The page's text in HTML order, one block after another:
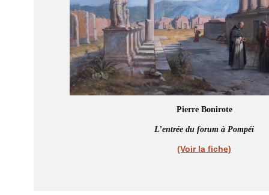
Pierre Bonirote
L’entrée du forum à Pompéi
(Voir la fiche)